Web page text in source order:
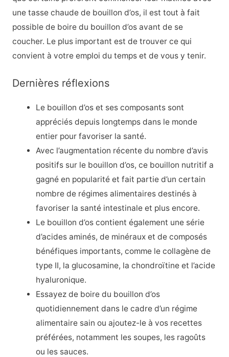
une tasse chaude de bouillon d’os, il est tout à fait
possible de boire du bouillon d’os avant de se
coucher. Le plus important est de trouver ce qui
convient à votre emploi du temps et de vous y tenir.
Dernières réflexions
Le bouillon d’os et ses composants sont
appréciés depuis longtemps dans le monde
entier pour favoriser la santé.
Avec l’augmentation récente du nombre d’avis
positifs sur le bouillon d’os, ce bouillon nutritif a
gagné en popularité et fait partie d’un certain
nombre de régimes alimentaires destinés à
favoriser la santé intestinale et plus encore.
Le bouillon d’os contient également une série
d’acides aminés, de minéraux et de composés
bénéfiques importants, comme le collagène de
type II, la glucosamine, la chondroïtine et l’acide
hyaluronique.
Essayez de boire du bouillon d’os
quotidiennement dans le cadre d’un régime
alimentaire sain ou ajoutez-le à vos recettes
préférées, notamment les soupes, les ragoûts
ou les sauces.